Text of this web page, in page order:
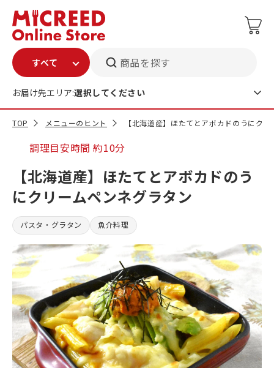
商品を探す
お届け先エリア:選択してください
TOP メニューのヒント 【北海道産】ほたてとアボカドのうにク
調理目安時間約10分
【北海道産】ほたてとアボカドのう
にクリームペンネグラタン
パスタ・グラタン 魚介料理